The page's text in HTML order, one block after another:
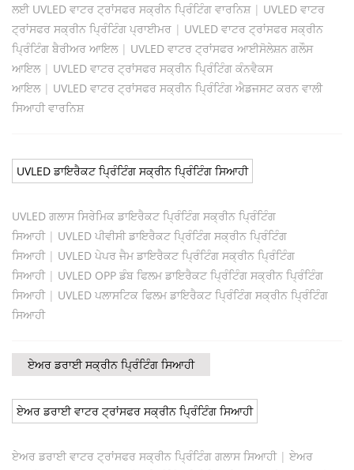
ਲਈ UVLED ਵਾਟਰ ਟ੍ਰਾਂਸਫਰ ਸਕ੍ਰੀਨ ਪ੍ਰਿੰਟਿੰਗ ਵਾਰਨਿਸ਼| UVLED ਵਾਟਰ
ਟ੍ਰਾਂਸਫਰ ਸਕ੍ਰੀਨ ਪ੍ਰਿੰਟਿੰਗ ਪ੍ਰਾਈਮਰ | UVLED ਵਾਟਰ ਟ੍ਰਾਂਸਫਰ ਸਕ੍ਰੀਨ
ਪ੍ਰਿੰਟਿੰਗ ਬੈਰੀਅਰ ਆਇਲ| UVLED ਵਾਟਰ ਟ੍ਰਾਂਸਫਰ ਆਈਸੋਲੇਸ਼ਨ ਗਲੌਸ
ਆਇਲ| UVLED ਵਾਟਰ ਟ੍ਰਾਂਸਫਰ ਸਕ੍ਰੀਨ ਪ੍ਰਿੰਟਿੰਗ ਕੰਨਵੈਕਸ
ਆਇਲ| UVLED ਵਾਟਰ ਟ੍ਰਾਂਸਫਰ ਸਕ੍ਰੀਨ ਪ੍ਰਿੰਟਿੰਗ ਐਡਜਸਟ ਕਰਨ ਵਾਲੀ
ਸਿਆਹੀ ਵਾਰਨਿਸ਼
UVLED ਡਾਇਰੈਕਟ ਪ੍ਰਿੰਟਿੰਗ ਸਕ੍ਰੀਨ ਪ੍ਰਿੰਟਿੰਗ ਸਿਆਹੀ
UVLED ਗਲਾਸ ਸਿਰੇਮਿਕ ਡਾਇਰੈਕਟ ਪ੍ਰਿੰਟਿੰਗ ਸਕ੍ਰੀਨ ਪ੍ਰਿੰਟਿੰਗ
ਸਿਆਹੀ| UVLED ਪੀਵੀਸੀ ਡਾਇਰੈਕਟ ਪ੍ਰਿੰਟਿੰਗ ਸਕ੍ਰੀਨ ਪ੍ਰਿੰਟਿੰਗ
ਸਿਆਹੀ| UVLED ਪੇਪਰ ਜੈਮ ਡਾਇਰੈਕਟ ਪ੍ਰਿੰਟਿੰਗ ਸਕ੍ਰੀਨ ਪ੍ਰਿੰਟਿੰਗ
ਸਿਆਹੀ| UVLED OPP ਡੰਬ ਫਿਲਮ ਡਾਇਰੈਕਟ ਪ੍ਰਿੰਟਿੰਗ ਸਕ੍ਰੀਨ ਪ੍ਰਿੰਟਿੰਗ
ਸਿਆਹੀ| UVLED ਪਲਾਸਟਿਕ ਫਿਲਮ ਡਾਇਰੈਕਟ ਪ੍ਰਿੰਟਿੰਗ ਸਕ੍ਰੀਨ ਪ੍ਰਿੰਟਿੰਗ
ਸਿਆਹੀ
ਏਅਰ ਡਰਾਈ ਸਕ੍ਰੀਨ ਪ੍ਰਿੰਟਿੰਗ ਸਿਆਹੀ
ਏਅਰ ਡਰਾਈ ਵਾਟਰ ਟ੍ਰਾਂਸਫਰ ਸਕ੍ਰੀਨ ਪ੍ਰਿੰਟਿੰਗ ਸਿਆਹੀ
ਏਅਰ ਡਰਾਈ ਵਾਟਰ ਟ੍ਰਾਂਸਫਰ ਸਕ੍ਰੀਨ ਪ੍ਰਿੰਟਿੰਗ ਗਲਾਸ ਸਿਆਹੀ| ਏਅਰ